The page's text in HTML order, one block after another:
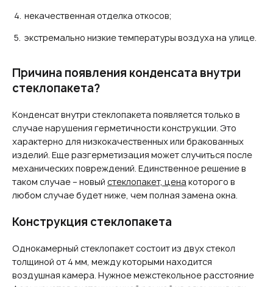
некачественная отделка откосов;
экстремально низкие температуры воздуха на улице.
Причина появления конденсата внутри
стеклопакета?
Конденсат внутри стеклопакета появляется только в
случае нарушения герметичности конструкции. Это
характерно для низкокачественных или бракованных
изделий. Еще разгерметизация может случиться после
механических повреждений. Единственное решение в
таком случае – новый стеклопакет, цена которого в
любом случае будет ниже, чем полная замена окна.
Конструкция стеклопакета
Однокамерный стеклопакет состоит из двух стекол
толщиной от 4 мм, между которыми находится
воздушная камера. Нужное межстекольное расстояние